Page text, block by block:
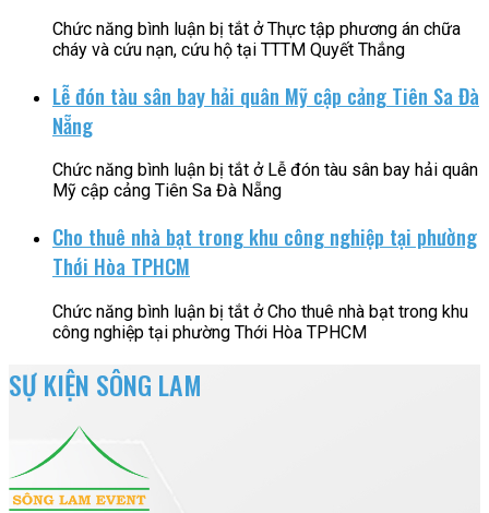
Chức năng bình luận bị tắt ở Thực tập phương án chữa
cháy và cứu nạn, cứu hộ tại TTTM Quyết Thắng
Lễ đón tàu sân bay hải quân Mỹ cập cảng Tiên Sa Đà
Nẵng
Chức năng bình luận bị tắt ở Lễ đón tàu sân bay hải quân
Mỹ cập cảng Tiên Sa Đà Nẵng
Cho thuê nhà bạt trong khu công nghiệp tại phường
Thới Hòa TPHCM
Chức năng bình luận bị tắt ở Cho thuê nhà bạt trong khu
công nghiệp tại phường Thới Hòa TPHCM
SỰ KIỆN SÔNG LAM